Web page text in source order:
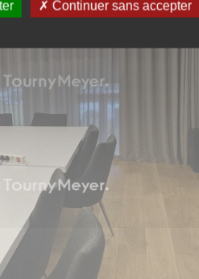
Continuer sans accepter